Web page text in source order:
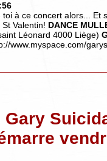
à ce concert alors... Et
Valentin! DANCE
Léonard 4000 Liège)
www.myspace.com/
Gary